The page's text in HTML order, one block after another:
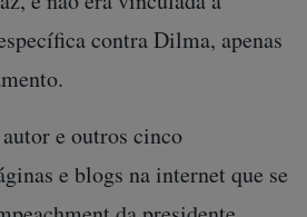
contra Dilma, apenas
e outros cinco
e blogs na internet que se